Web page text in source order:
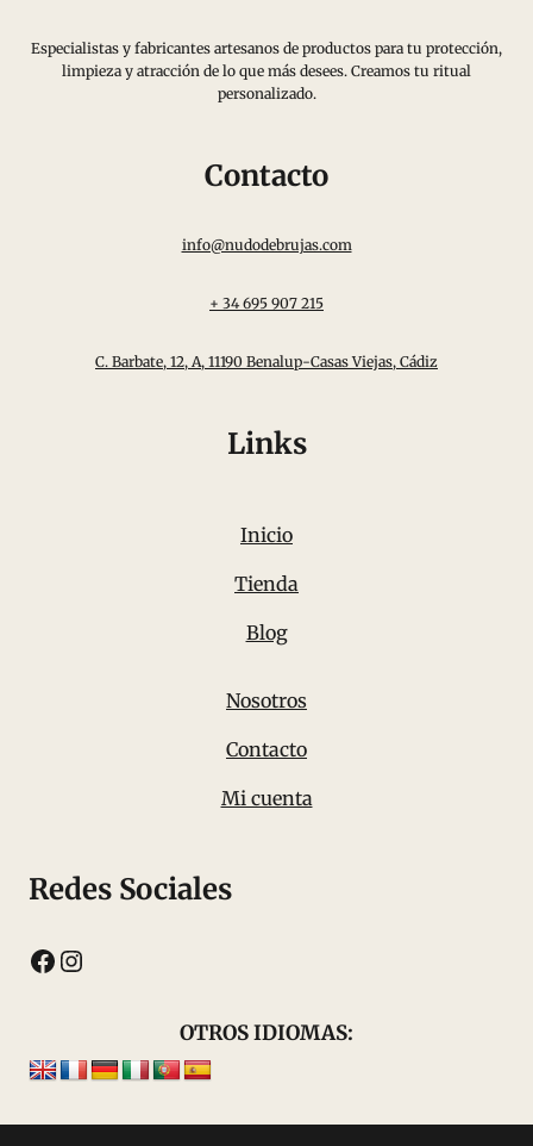
Especialistas y fabricantes artesanos de productos para tu protección,
limpieza y atracción de lo que más desees. Creamos tu ritual
personalizado.
Contacto
info@nudodebrujas.com
+ 34 695 907 215
C. Barbate, 12, A, 11190 Benalup-Casas Viejas, Cádiz
Links
Inicio
Tienda
Blog
Nosotros
Contacto
Mi cuenta
Redes Sociales
Facebook
Instagram
OTROS IDIOMAS: